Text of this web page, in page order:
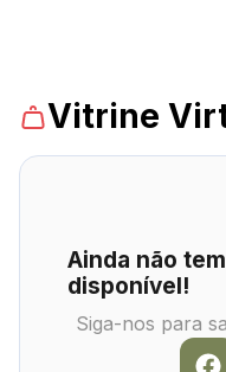
Comodidades
Vitrine
Ainda não
disponível!
Siga-nos para